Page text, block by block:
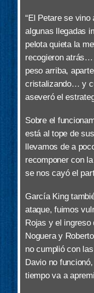
“El Petare se
algunas llegadas
pelota quieta la
recogieron atrás…
peso arriba,
cristalizando… y
aseveró el
Sobre el
está al tope de
llevamos de a
recomponer con
se nos cayó el
García King
ataque, fuimos
Rojas y el
Noguera y
no cumplió con
Davio no
tiempo va a